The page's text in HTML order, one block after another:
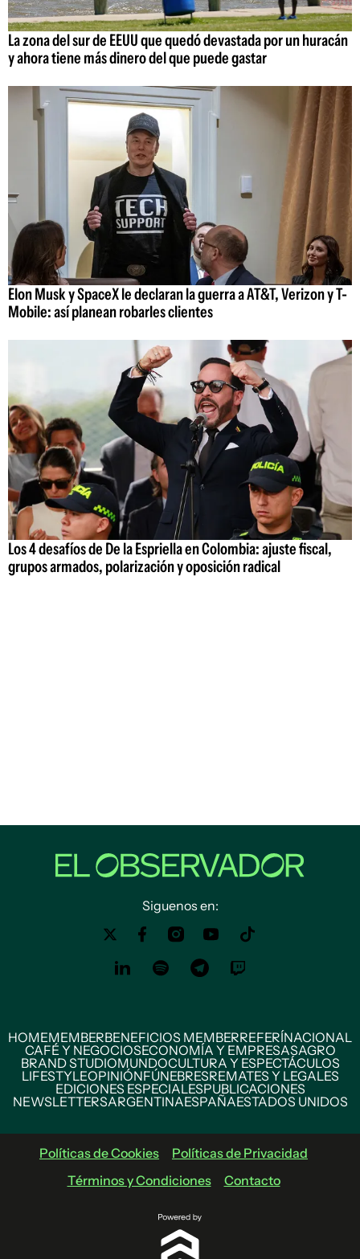
La zona del sur de EEUU que quedó devastada por un huracán
y ahora tiene más dinero del que puede gastar
Elon Musk y SpaceX le declaran la guerra a AT&T, Verizon y T-
Mobile: así planean robarles clientes
Los 4 desafíos de De la Espriella en Colombia: ajuste fiscal,
grupos armados, polarización y oposición radical
Siguenos en:
HOMEMEMBERBENEFICIOS MEMBERREFERÍNACIONAL
CAFÉ Y NEGOCIOSECONOMÍA Y EMPRESASAGRO
BRAND STUDIOMUNDOCULTURA Y ESPECTÁCULOS
LIFESTYLEOPINIÓNFÚNEBRESREMATES Y LEGALES
EDICIONES ESPECIALESPUBLICACIONES
NEWSLETTERSARGENTINAESPAÑAESTADOS UNIDOS
Políticas de Cookies
Políticas de Privacidad
Términos y Condiciones
Contacto